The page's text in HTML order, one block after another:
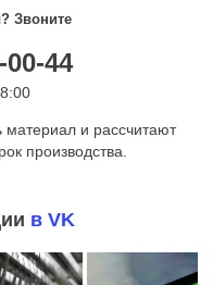
Звоните
00-44
материал и рассчитают
производства.
в VK